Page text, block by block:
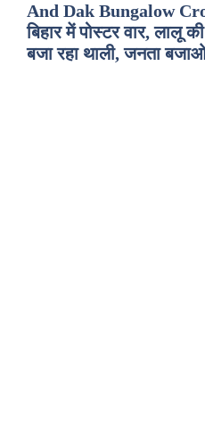
And Dak Bungalow
बिहार में पोस्टर वार, लालू
बजा रहा थाली, जनता बजाओ